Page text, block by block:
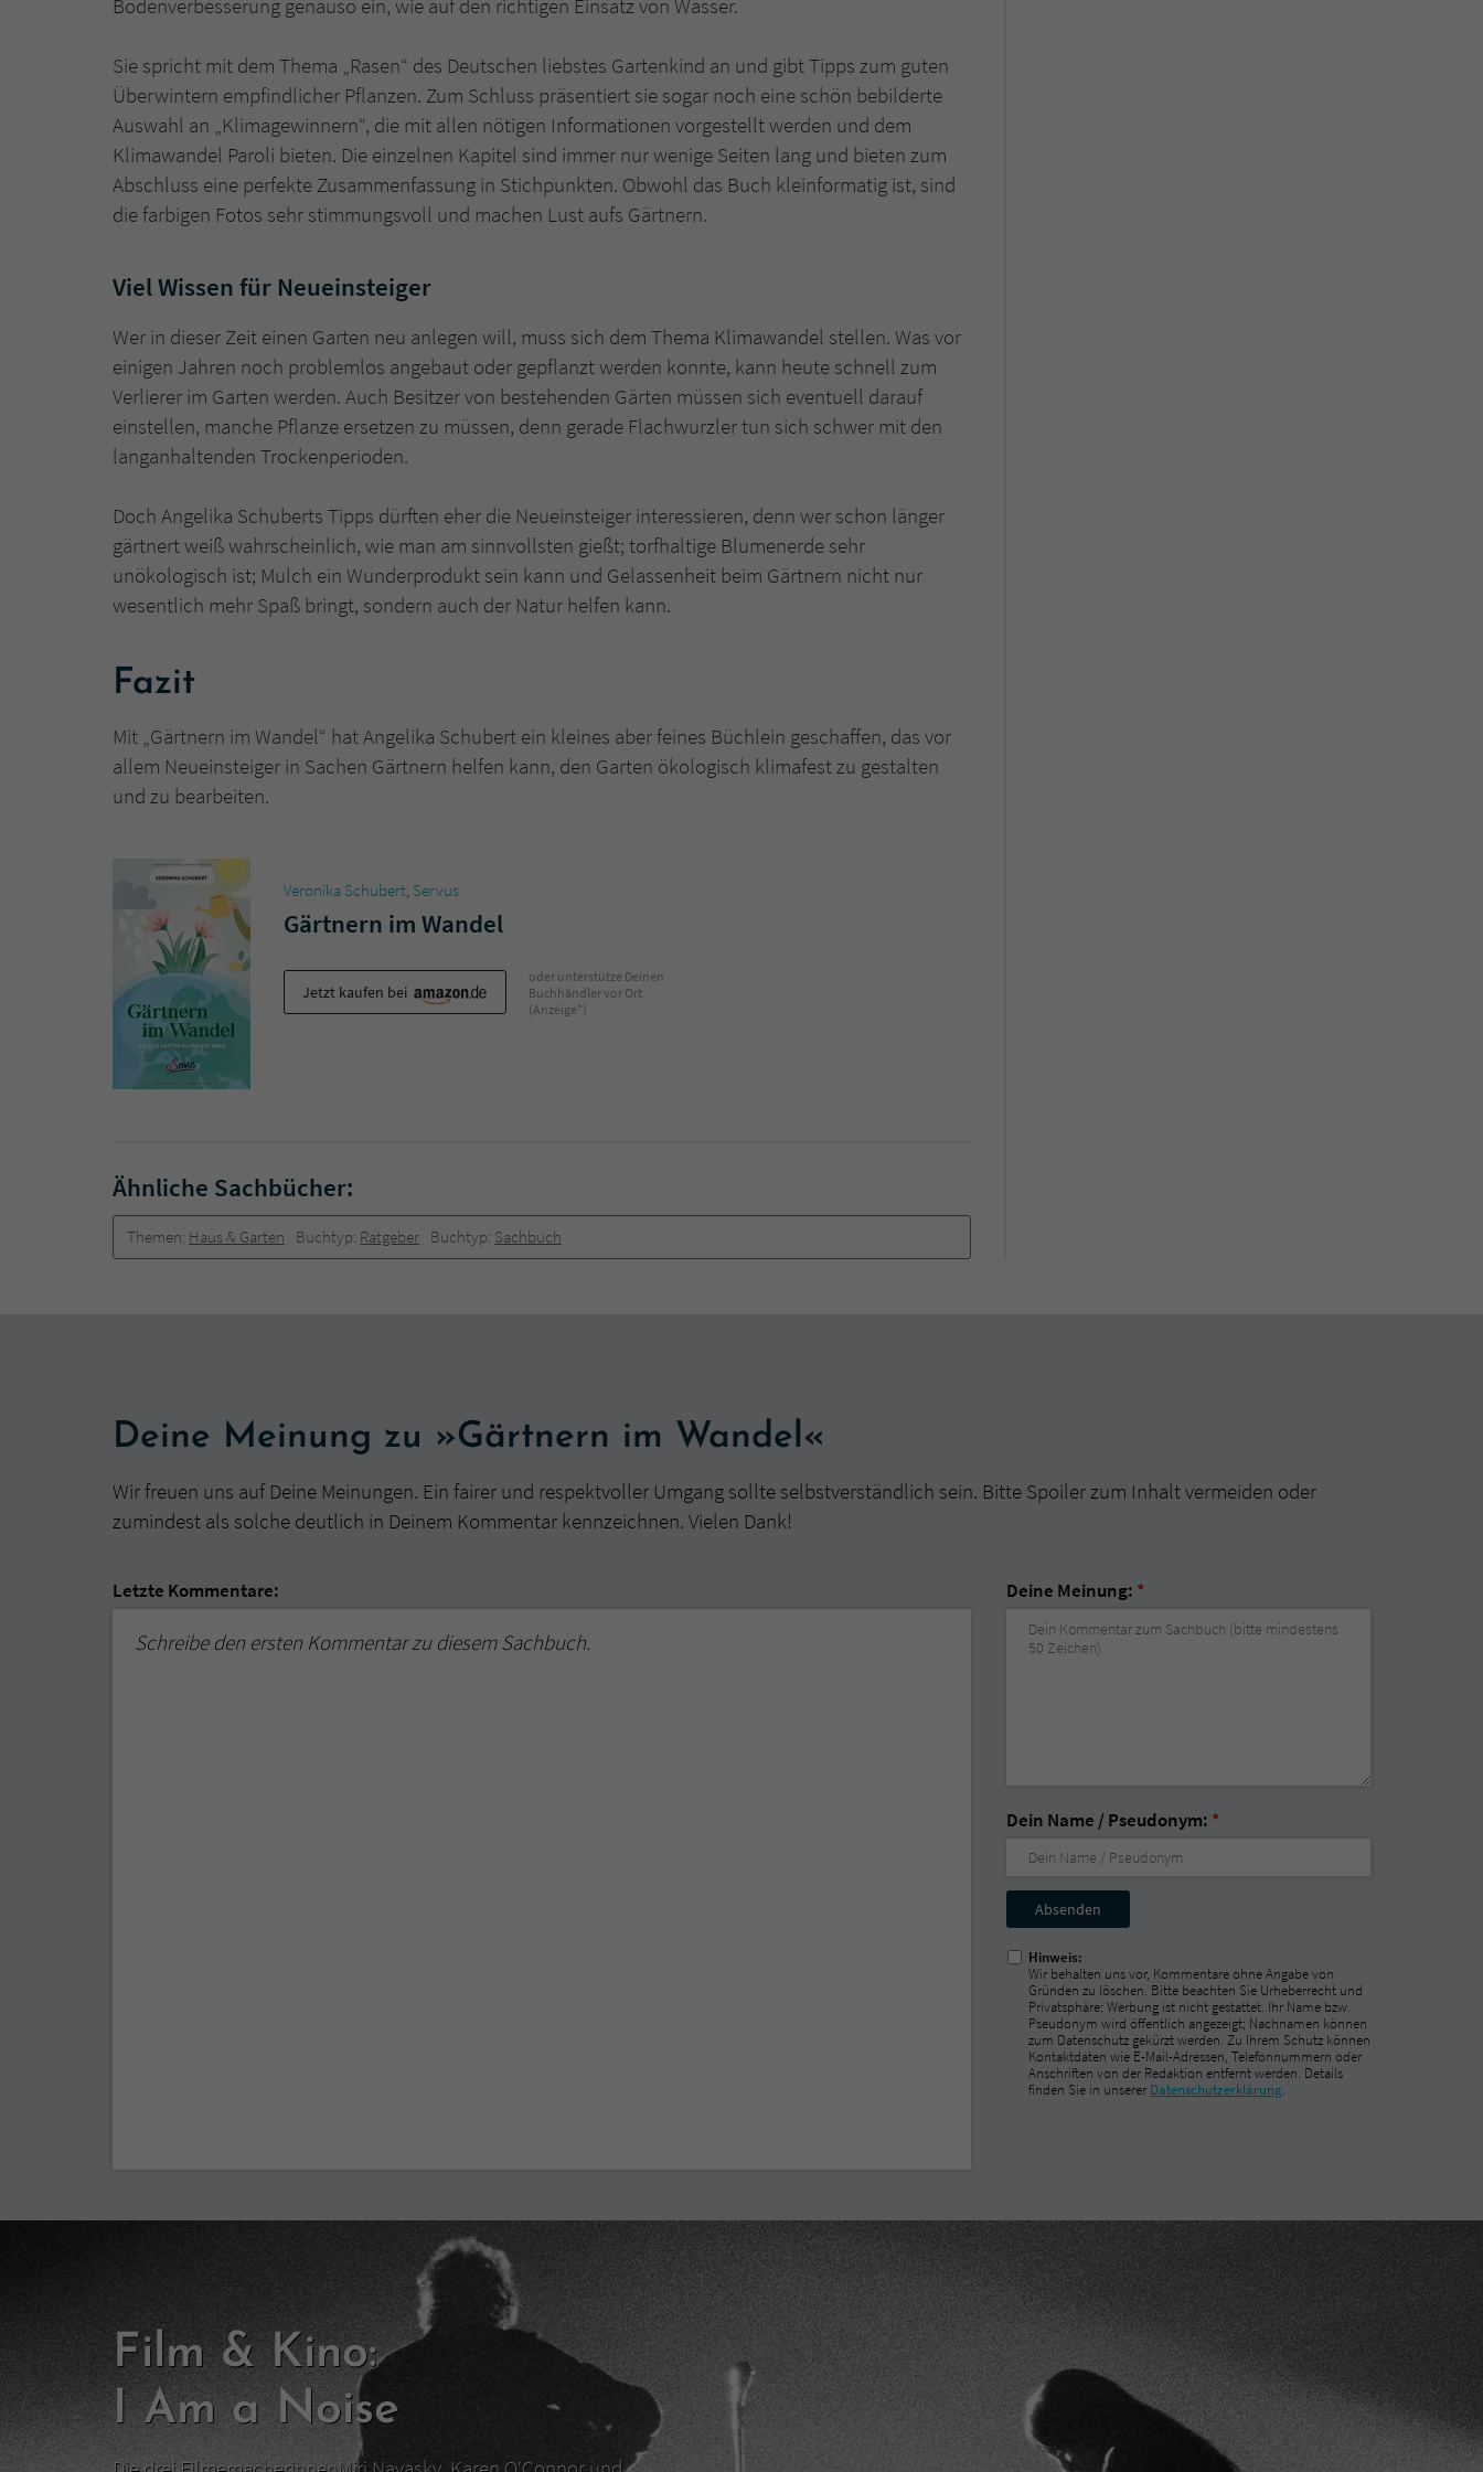
Bodenverbesserung genauso ein, wie auf den richtigen Einsatz von Wasser.
Sie spricht mit dem Thema „Rasen“ des Deutschen liebstes Gartenkind an und gibt Tipps zum guten
Überwintern empfindlicher Pflanzen. Zum Schluss präsentiert sie sogar noch eine schön bebilderte
Auswahl an „Klimagewinnern“, die mit allen nötigen Informationen vorgestellt werden und dem
Klimawandel Paroli bieten. Die einzelnen Kapitel sind immer nur wenige Seiten lang und bieten zum
Abschluss eine perfekte Zusammenfassung in Stichpunkten. Obwohl das Buch kleinformatig ist, sind
die farbigen Fotos sehr stimmungsvoll und machen Lust aufs Gärtnern.
Viel Wissen für Neueinsteiger
Wer in dieser Zeit einen Garten neu anlegen will, muss sich dem Thema Klimawandel stellen. Was vor
einigen Jahren noch problemlos angebaut oder gepflanzt werden konnte, kann heute schnell zum
Verlierer im Garten werden. Auch Besitzer von bestehenden Gärten müssen sich eventuell darauf
einstellen, manche Pflanze ersetzen zu müssen, denn gerade Flachwurzler tun sich schwer mit den
langanhaltenden Trockenperioden.
Doch Angelika Schuberts Tipps dürften eher die Neueinsteiger interessieren, denn wer schon länger
gärtnert weiß wahrscheinlich, wie man am sinnvollsten gießt; torfhaltige Blumenerde sehr
unökologisch ist; Mulch ein Wunderprodukt sein kann und Gelassenheit beim Gärtnern nicht nur
wesentlich mehr Spaß bringt, sondern auch der Natur helfen kann.
Fazit
Mit „Gärtnern im Wandel“ hat Angelika Schubert ein kleines aber feines Büchlein geschaffen, das vor
allem Neueinsteiger in Sachen Gärtnern helfen kann, den Garten ökologisch klimafest zu gestalten
und zu bearbeiten.
Veronika Schubert, Servus
Gärtnern im Wandel
Jetzt kaufen bei
oder unterstütze Deinen
Buchhändler vor Ort
(Anzeige*)
Ähnliche Sachbücher:
Themen: Haus & Garten Buchtyp: Ratgeber Buchtyp: Sachbuch
Deine Meinung zu »Gärtnern im Wandel«
Wir freuen uns auf Deine Meinungen. Ein fairer und respektvoller Umgang sollte selbstverständlich sein. Bitte Spoiler zum Inhalt vermeiden oder
zumindest als solche deutlich in Deinem Kommentar kennzeichnen. Vielen Dank!
Letzte Kommentare:
Schreibe den ersten Kommentar zu diesem Sachbuch.
Deine Meinung: *
Dein Name / Pseudonym: *
Nicht
ausfüllen!
Hinweis:
Wir behalten uns vor, Kommentare ohne Angabe von
Gründen zu löschen. Bitte beachten Sie Urheberrecht und
Privatsphäre; Werbung ist nicht gestattet. Ihr Name bzw.
Pseudonym wird öffentlich angezeigt; Nachnamen können
zum Datenschutz gekürzt werden. Zu Ihrem Schutz können
Kontaktdaten wie E-Mail-Adressen, Telefonnummern oder
Anschriften von der Redaktion entfernt werden. Details
finden Sie in unserer Datenschutzerklärung.
Film & Kino:
I Am a Noise
überprüfen.